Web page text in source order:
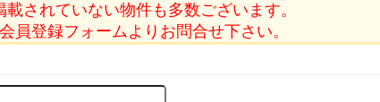
されていない物件も多数ございます。
員登録フォームよりお問合せ下さい。